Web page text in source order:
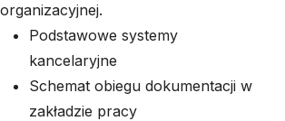
organizacyjnej.
Podstawowe systemy
kancelaryjne
Schemat obiegu dokumentacji w
zakładzie pracy